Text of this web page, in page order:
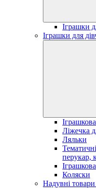
Іграшки
Іграшки для
Ліжечка
Ляльки
перукар,
Коляски
Надувні товари